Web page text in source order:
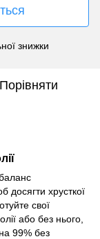
знижки
Порівняти
досягти хрусткої
свої
або без нього,
99% без